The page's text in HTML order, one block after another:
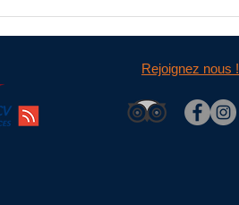
Rejoignez nous !